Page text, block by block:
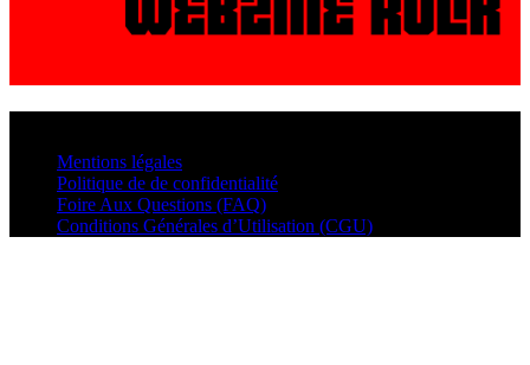
Mentions légales
Politique de de confidentialité
Foire Aux Questions (FAQ)
Conditions Générales d’Utilisation (CGU)